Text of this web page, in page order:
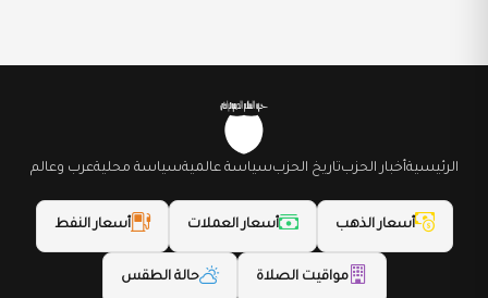
الرئيسيةأخبار الحزبتاريخ الحزبسياسة عالميةسياسة محليةعرب وعالم
أسعار الذهب أسعار العملات أسعار النفط
مواقيت الصلاة حالة الطقس